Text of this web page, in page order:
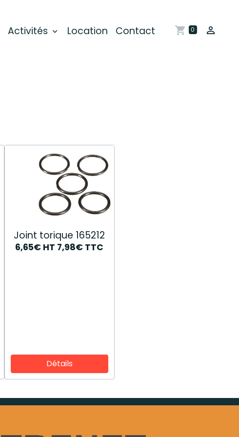
Activités Location Contact 0
Joint torique 165212
6,65€ HT 7,98€ TTC
Détails